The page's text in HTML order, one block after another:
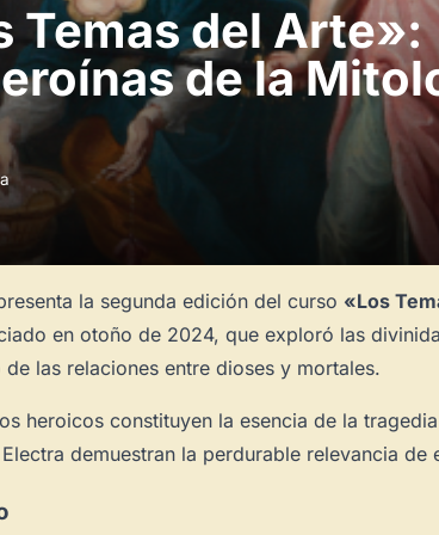
Temas del Arte»:
de la
la segunda edición del curso «Los
en otoño de 2024, que exploró las
las relaciones entre dioses y mortales.
heroicos constituyen la esencia de la
demuestran la perdurable relevancia de